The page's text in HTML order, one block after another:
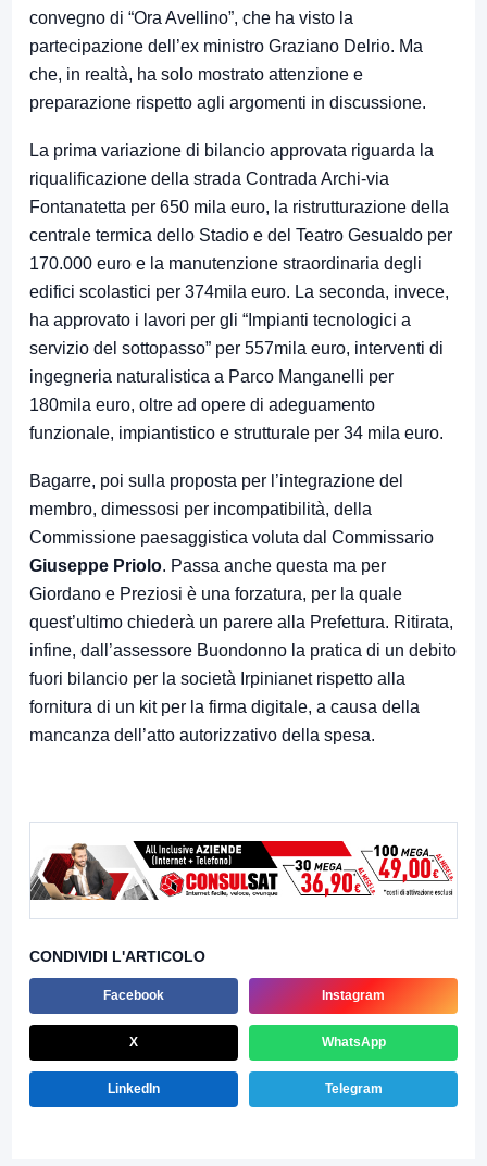
convegno di “Ora Avellino”, che ha visto la
partecipazione dell’ex ministro Graziano Delrio. Ma
che, in realtà, ha solo mostrato attenzione e
preparazione rispetto agli argomenti in discussione.
La prima variazione di bilancio approvata riguarda la
riqualificazione della strada Contrada Archi-via
Fontanatetta per 650 mila euro, la ristrutturazione della
centrale termica dello Stadio e del Teatro Gesualdo per
170.000 euro e la manutenzione straordinaria degli
edifici scolastici per 374mila euro. La seconda, invece,
ha approvato i lavori per gli “Impianti tecnologici a
servizio del sottopasso” per 557mila euro, interventi di
ingegneria naturalistica a Parco Manganelli per
180mila euro, oltre ad opere di adeguamento
funzionale, impiantistico e strutturale per 34 mila euro.
Bagarre, poi sulla proposta per l’integrazione del
membro, dimessosi per incompatibilità, della
Commissione paesaggistica voluta dal Commissario
Giuseppe Priolo. Passa anche questa ma per
Giordano e Preziosi è una forzatura, per la quale
quest’ultimo chiederà un parere alla Prefettura. Ritirata,
infine, dall’assessore Buondonno la pratica di un debito
fuori bilancio per la società Irpinianet rispetto alla
fornitura di un kit per la firma digitale, a causa della
mancanza dell’atto autorizzativo della spesa.
CONDIVIDI L'ARTICOLO
Facebook Instagram
X WhatsApp
LinkedIn Telegram